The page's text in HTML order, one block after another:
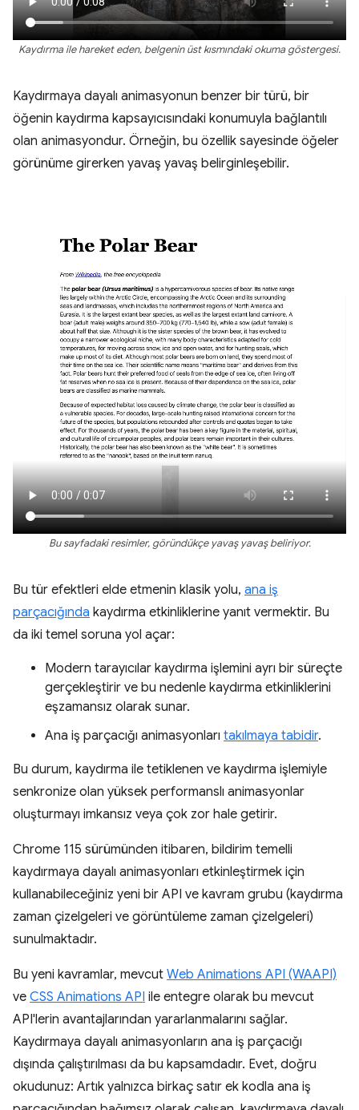
Kaydırma ile hareket eden, belgenin üst kısmındaki okuma göstergesi.
Kaydırmaya dayalı animasyonun benzer bir türü, bir
öğenin kaydırma kapsayıcısındaki konumuyla bağlantılı
olan animasyondur. Örneğin, bu özellik sayesinde öğeler
görünüme girerken yavaş yavaş belirginleşebilir.
Bu sayfadaki resimler, göründükçe yavaş yavaş beliriyor.
Bu tür efektleri elde etmenin klasik yolu, ana iş
parçacığında kaydırma etkinliklerine yanıt vermektir. Bu
da iki temel soruna yol açar:
Modern tarayıcılar kaydırma işlemini ayrı bir süreçte
gerçekleştirir ve bu nedenle kaydırma etkinliklerini
eşzamansız olarak sunar.
Ana iş parçacığı animasyonları takılmaya tabidir.
Bu durum, kaydırma ile tetiklenen ve kaydırma işlemiyle
senkronize olan yüksek performanslı animasyonlar
oluşturmayı imkansız veya çok zor hale getirir.
Chrome 115 sürümünden itibaren, bildirim temelli
kaydırmaya dayalı animasyonları etkinleştirmek için
kullanabileceğiniz yeni bir API ve kavram grubu (kaydırma
zaman çizelgeleri ve görüntüleme zaman çizelgeleri)
sunulmaktadır.
Bu yeni kavramlar, mevcut Web Animations API (WAAPI)
ve CSS Animations API ile entegre olarak bu mevcut
API'lerin avantajlarından yararlanmalarını sağlar.
Kaydırmaya dayalı animasyonların ana iş parçacığı
dışında çalıştırılması da bu kapsamdadır. Evet, doğru
okudunuz: Artık yalnızca birkaç satır ek kodla ana iş